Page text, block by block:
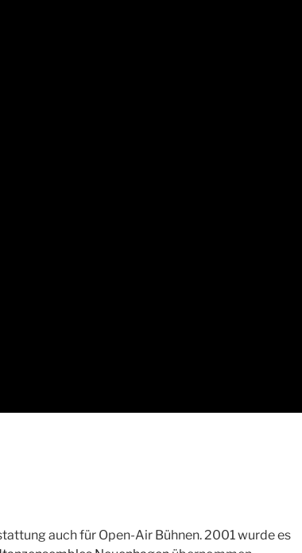
auch für Open-Air Bühnen. 2001 wurde es